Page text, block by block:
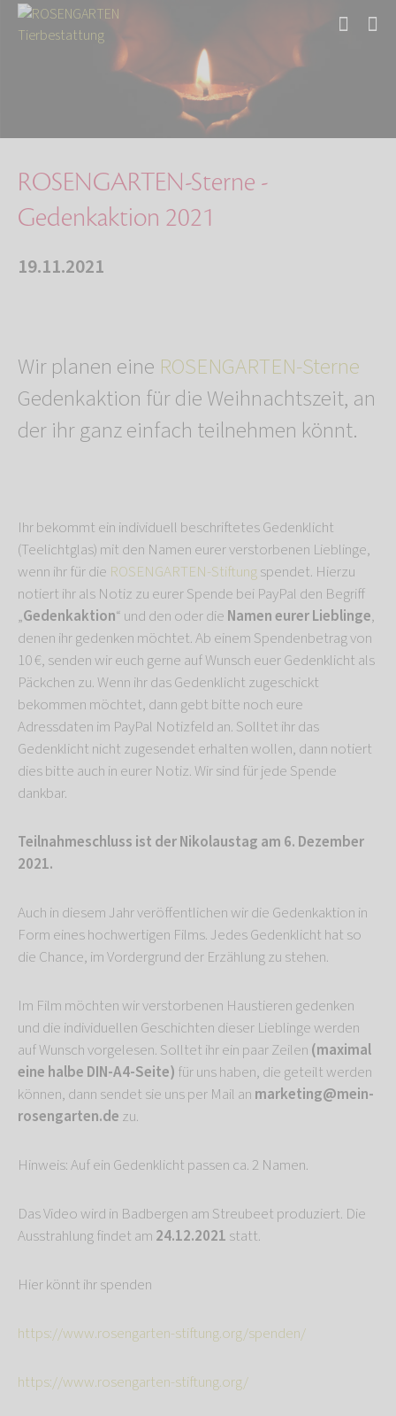
Aktuelles
ROSENGARTEN-Sterne - Gedenkaktion 2021
ROSENGARTEN-Sterne -
Gedenkaktion 2021
19.11.2021
Wir planen eine ROSENGARTEN-Sterne
Gedenkaktion für die Weihnachtszeit, an
der ihr ganz einfach teilnehmen könnt.
Ihr bekommt ein individuell beschriftetes Gedenklicht
(Teelichtglas) mit den Namen eurer verstorbenen Lieblinge,
wenn ihr für die ROSENGARTEN-Stiftungspendet. Hierzu
notiert ihr als Notiz zu eurer Spende bei PayPal den Begriff
„Gedenkaktion“ und den oder die Namen eurer Lieblinge,
denen ihr gedenken möchtet. Ab einem Spendenbetrag von
10 €, senden wir euch gerne auf Wunsch euer Gedenklicht als
Päckchen zu. Wenn ihr das Gedenklicht zugeschickt
bekommen möchtet, dann gebt bitte noch eure
Adressdaten im PayPal Notizfeld an. Solltet ihr das
Gedenklicht nicht zugesendet erhalten wollen, dann notiert
dies bitte auch in eurer Notiz. Wir sind für jede Spende
dankbar.
Teilnahmeschluss ist der Nikolaustag am 6. Dezember
2021.
Auch in diesem Jahr veröffentlichen wir die Gedenkaktion in
Form eines hochwertigen Films. Jedes Gedenklicht hat so
die Chance, im Vordergrund der Erzählung zu stehen.
Im Film möchten wir verstorbenen Haustieren gedenken
und die individuellen Geschichten dieser Lieblinge werden
auf Wunsch vorgelesen. Solltet ihr ein paar Zeilen (maximal
eine halbe DIN-A4-Seite) für uns haben, die geteilt werden
können, dann sendet sie uns per Mail an marketing@mein-
rosengarten.de zu.
Hinweis: Auf ein Gedenklicht passen ca. 2 Namen.
Das Video wird in Badbergen am Streubeet produziert. Die
Ausstrahlung findet am 24.12.2021 statt.
Hier könnt ihr spenden
https://www.rosengarten-stiftung.org/spenden/
https://www.rosengarten-stiftung.org/